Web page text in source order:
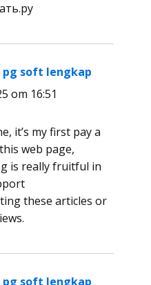
pg soft lengkap
om 16:51
it’s my first pay a
web page,
is really fruitful in
these articles or
pg soft lengkap